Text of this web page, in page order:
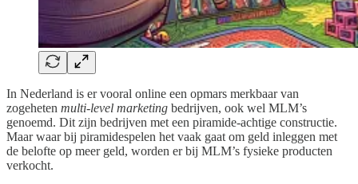
In Nederland is er vooral online een opmars merkbaar van
zogeheten multi-level marketing bedrijven, ook wel MLM’s
genoemd. Dit zijn bedrijven met een piramide-achtige constructie.
Maar waar bij piramidespelen het vaak gaat om geld inleggen met
de belofte op meer geld, worden er bij MLM’s fysieke producten
verkocht.